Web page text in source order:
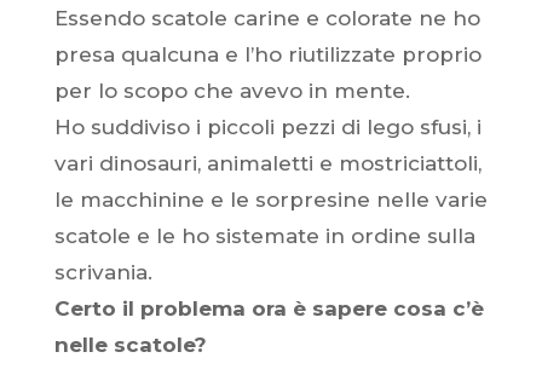
Essendo scatole carine e colorate ne ho
presa qualcuna e l’ho riutilizzate proprio
per lo scopo che avevo in mente.
Ho suddiviso i piccoli pezzi di lego sfusi, i
vari dinosauri, animaletti e mostriciattoli,
le macchinine e le sorpresine nelle varie
scatole e le ho sistemate in ordine sulla
scrivania.
Certo il problema ora è sapere cosa c’è
nelle scatole?